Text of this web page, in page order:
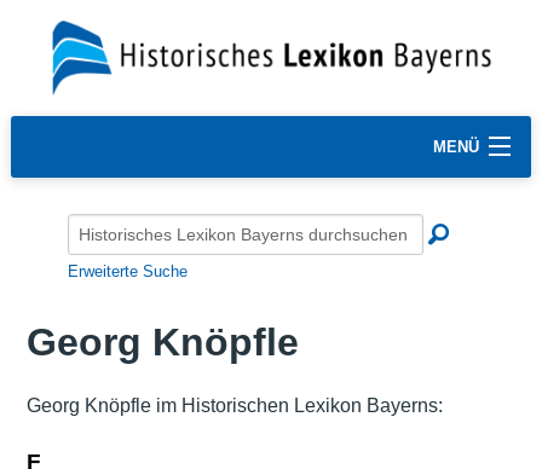
MENÜ
Erweiterte Suche
Georg Knöpfle
Georg Knöpfle im Historischen Lexikon Bayerns:
F